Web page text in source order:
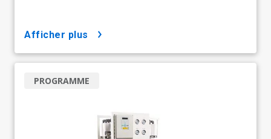
afficher plus
PROGRAMME